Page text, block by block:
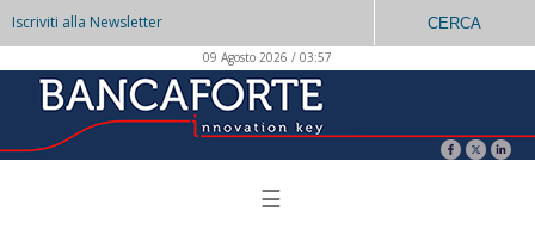
Iscriviti alla Newsletter CERCA
09 Agosto 2026 / 03:57
☰